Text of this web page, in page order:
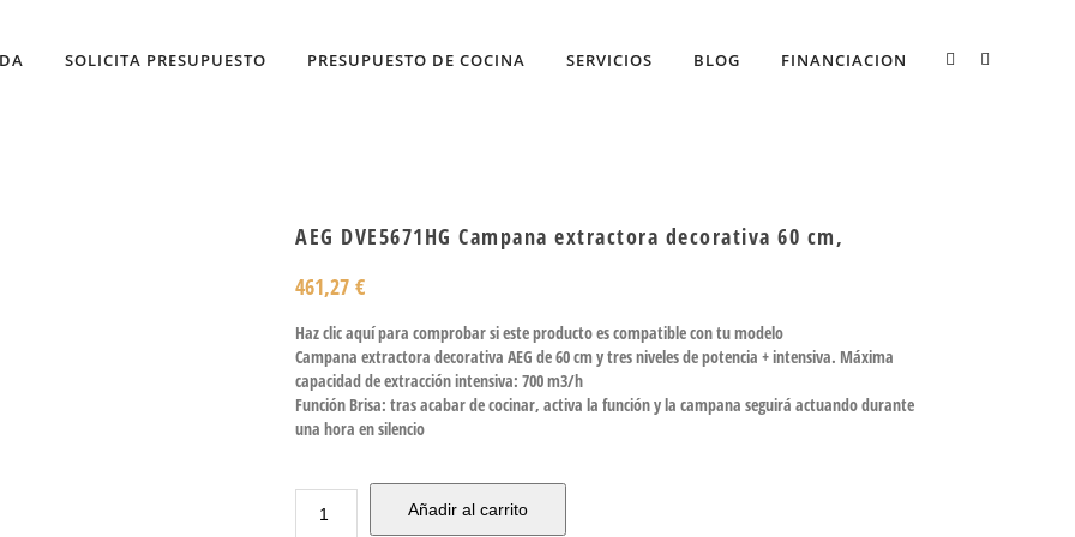
SOLICITA PRESUPUESTO PRESUPUESTO DE COCINA SERVICIOS BLOG FINANCIACION
AEG DVE5671HG Campana extractora decorativa 60 cm,
461,27 €
Haz clic aquí para comprobar si este producto es compatible con tu modelo
Campana extractora decorativa AEG de 60 cm y tres niveles de potencia + intensiva. Máxima
capacidad de extracción intensiva: 700 m3/h
Función Brisa: tras acabar de cocinar, activa la función y la campana seguirá actuando durante
una hora en silencio
Añadir al carrito